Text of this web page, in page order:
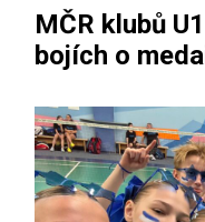
MČR klubů
bojích o